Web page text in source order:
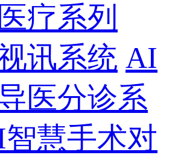
疗系列
讯系统 AI
医分诊系
慧手术对